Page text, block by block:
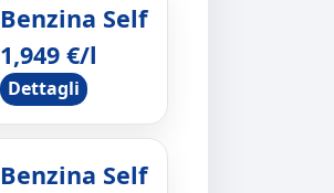
Benzina Self
1,949 €/l
Dettagli
Benzina Self